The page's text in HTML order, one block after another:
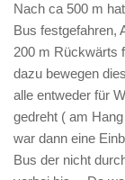
Nach ca 500 m
Bus festgefahren,
200 m Rückwärts
dazu bewegen
alle entweder für
gedreht ( am
war dann eine
Bus der nicht